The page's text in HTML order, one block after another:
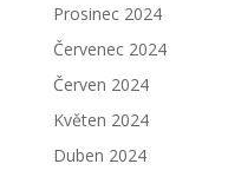
Prosinec 2024
Červenec 2024
Červen 2024
Květen 2024
Duben 2024